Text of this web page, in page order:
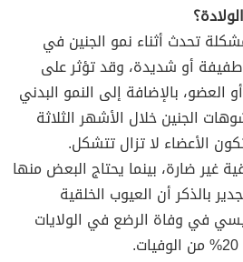
تحدث أثناء نمو الجنين في
أو شديدة، وقد تؤثر على
العضو، بالإضافة إلى النمو البدني
الجنين خلال الأشهر الثلاثة
الأعضاء لا تزال تتشكل.
غير ضارة، بينما يحتاج البعض منها
بالذكر أن العيوب الخلقية
في وفاة الرضع في الولايات